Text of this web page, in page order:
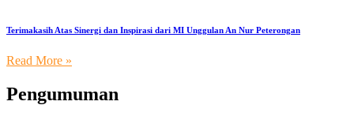
Terimakasih Atas Sinergi dan Inspirasi dari MI Unggulan An Nur Peterongan
Read More »
Pengumuman